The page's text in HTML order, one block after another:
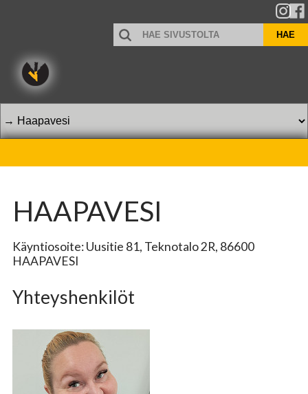
HAE
SIVUSTOLTA
HAE
HAAPAVESI
Käyntiosoite: Uusitie 81, Teknotalo 2R, 86600
HAAPAVESI
Yhteyshenkilöt